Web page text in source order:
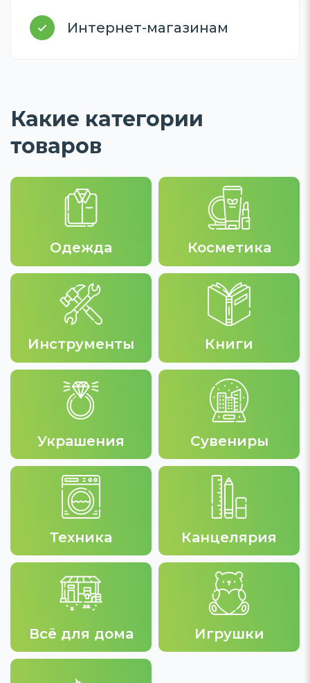
Интернет-магазинам
Какие категории
товаров
Одежда Косметика
Инструменты Книги
Украшения Сувениры
Техника Канцелярия
Всё для дома Игрушки